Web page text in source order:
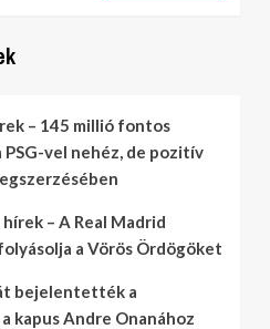
– 145 millió fontos
vel nehéz, de pozitív
– A Real Madrid
a Vörös Ördögöket
bejelentették a
kapus Andre Onanához